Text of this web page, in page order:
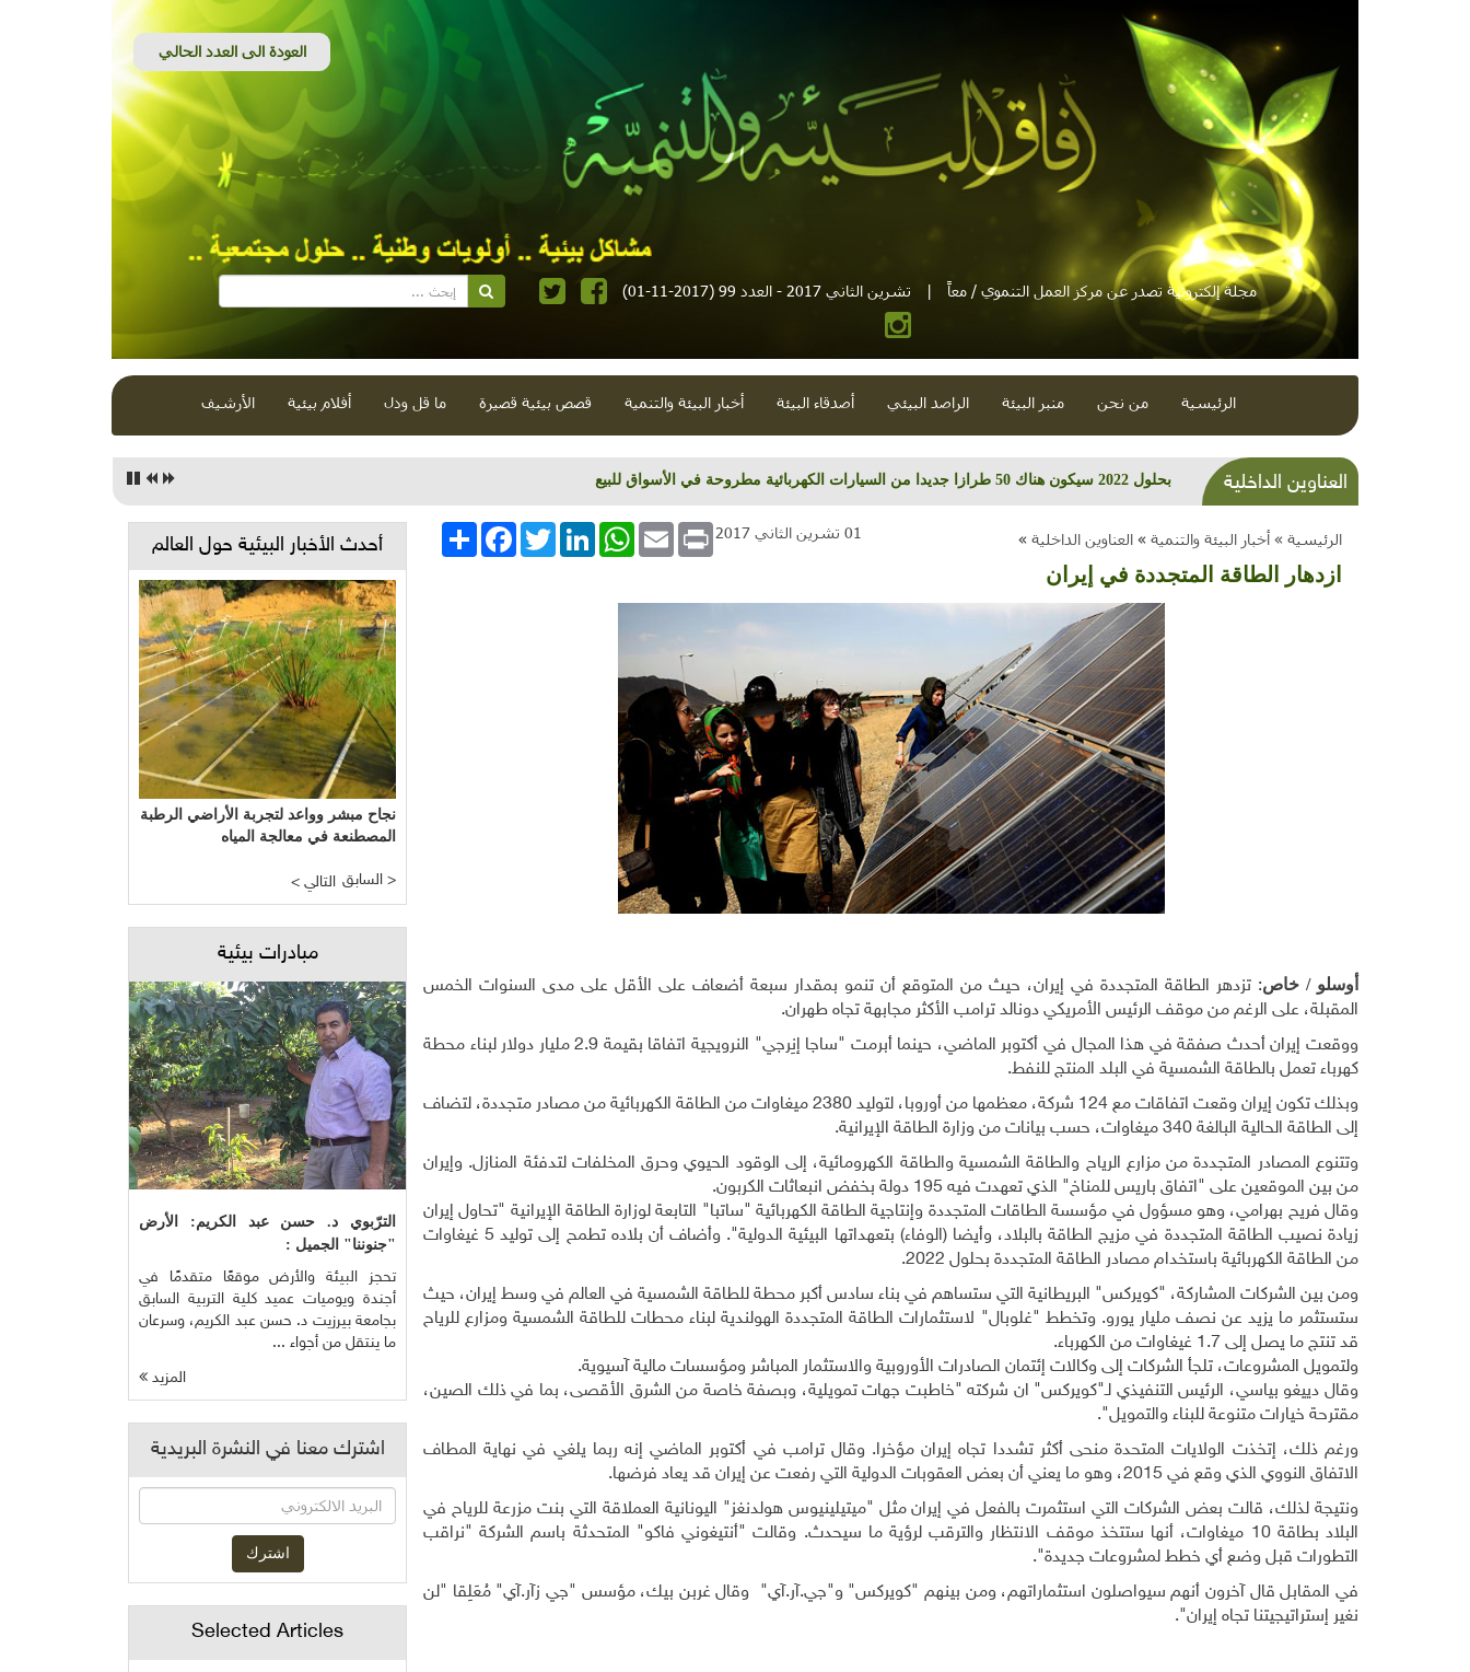
مجلة إلكترونية تصدر عن مركز العمل التنموي / معاً | تشرين الثاني 2017 - العدد 99 (2017-11-01)
الرئيسية من نحن منبر البيئة الراصد البيئي أصدقاء البيئة أخبار البيئة والتنمية قصص بيئية قصيرة ما قل ودل أفلام بيئية الأرشيف
العناوين الداخلية بحلول 2022 سيكون هناك 50 طرازا جديدا من السيارات الكهربائية مطروحة في الأسواق للبيع
الرئيسية » أخبار البيئة والتنمية » العناوين الداخلية » انشر
FacebookTwitterLinkedInWhatsApp Email Print 01 تشرين الثاني 2017
ازدهار الطاقة المتجددة في إيران
أوسلو / خاص: تزدهر الطاقة المتجددة في إيران، حيث من المتوقع أن تنمو بمقدار سبعة أضعاف على الأقل على مدى السنوات الخمس
المقبلة، على الرغم من موقف الرئيس الأمريكي دونالد ترامب الأكثر مجابهة تجاه طهران.
ووقعت إيران أحدث صفقة في هذا المجال في أكتوبر الماضي، حينما أبرمت "ساجا إنِرجي" النرويجية اتفاقا بقيمة 2.9 مليار دولار لبناء محطة
كهرباء تعمل بالطاقة الشمسية في البلد المنتج للنفط.
وبذلك تكون إيران وقعت اتفاقات مع 124 شركة، معظمها من أوروبا، لتوليد 2380 ميغاوات من الطاقة الكهربائية من مصادر متجددة، لتضاف
إلى الطاقة الحالية البالغة 340 ميغاوات، حسب بيانات من وزارة الطاقة الإيرانية
.
وتتنوع المصادر المتجددة من مزارع الرياح والطاقة الشمسية والطاقة الكهرومائية، إلى الوقود الحيوي وحرق المخلفات لتدفئة المنازل. وإيران
من بين الموقعين على "اتفاق باريس للمناخ" الذي تعهدت فيه 195 دولة بخفض انبعاثات الكربون
.
وقال فريح بهرامي، وهو مسؤول في مؤسسة الطاقات المتجددة وإنتاجية الطاقة الكهربائية "ساتبا" التابعة لوزارة الطاقة الإيرانية "تحاول إيران
زيادة نصيب الطاقة المتجددة في مزيج الطاقة بالبلاد، وأيضا (الوفاء) بتعهداتها البيئية الدولية". وأضاف أن بلاده تطمح إلى توليد 5 غيغاوات
من الطاقة الكهربائية باستخدام مصادر الطاقة المتجددة بحلول 2022
.
ومن بين الشركات المشاركة، "كويركس" البريطانية التي ستساهم في بناء سادس أكبر محطة للطاقة الشمسية في العالم في وسط إيران، حيث
ستستثمر ما يزيد عن نصف مليار يورو. وتخطط "غلوبال" لاستثمارات الطاقة المتجددة الهولندية لبناء محطات للطاقة الشمسية ومزارع للرياح
قد تنتج ما يصل إلى 1.7 غيغاوات من الكهرباء
.
ولتمويل المشروعات، تلجأ الشركات إلى وكالات إئتمان الصادرات الأوروبية والاستثمار المباشر ومؤسسات مالية آسيوية.
وقال دييغو بياسي، الرئيس التنفيذي لـ"كويركس" ان شركته "خاطبت جهات تمويلية، وبصفة خاصة من الشرق الأقصى، بما في ذلك الصين،
مقترحة خيارات متنوعة للبناء والتمويل".
ورغم ذلك، إتخذت الولايات المتحدة منحى أكثر تشددا تجاه إيران مؤخرا. وقال ترامب في أكتوبر الماضي إنه ربما يلغي في نهاية المطاف
الاتفاق النووي الذي وقع في 2015، وهو ما يعني أن بعض العقوبات الدولية التي رفعت عن إيران قد يعاد فرضها
.
ونتيجة لذلك، قالت بعض الشركات التي استثمرت بالفعل في إيران مثل "ميتيلينيوس هولدنغز" اليونانية العملاقة التي بنت مزرعة للرياح في
البلاد بطاقة 10 ميغاوات، أنها ستتخذ موقف الانتظار والترقب لرؤية ما سيحدث. وقالت "أنتيغوني فاكو" المتحدثة باسم الشركة "نراقب
التطورات قبل وضع أي خطط لمشروعات جديدة".
في المقابل قال آخرون أنهم سيواصلون استثماراتهم، ومن بينهم "كويركس" و"جي.آر.آي" وقال غربن بيك، مؤسس "جي زآر.آي" مُعَلِقا "لن
نغير إستراتيجيتنا تجاه إيران".
أحدث الأخبار البيئية حول العالم
نجاح مبشر وواعد لتجربة الأراضي الرطبة
المصطنعة في معالجة المياه
< التالي السابق >
مبادرات بيئية
الترّبوي د. حسن عبد الكريم: الأرض
"جنوننا" الجميل :
تحجز البيئة والأرض موقعًا متقدمًا في
أجندة ويوميات عميد كلية التربية السابق
بجامعة بيرزيت د. حسن عبد الكريم، وسرعان
ما ينتقل من أجواء ...
المزيد
اشترك معنا في النشرة البريدية
Selected Articles